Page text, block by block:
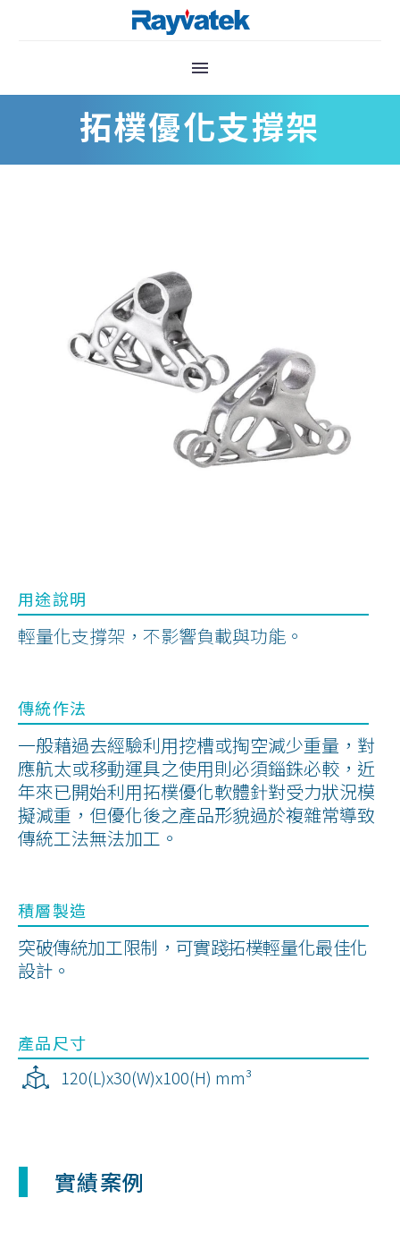
ENGLISH
拓樸優化支撐架
用途說明
輕量化支撐架，不影響負載與功能。
傳統作法
一般藉過去經驗利用挖槽或掏空減少重量，對
應航太或移動運具之使用則必須錙銖必較，近
年來已開始利用拓樸優化軟體針對受力狀況模
擬減重，但優化後之產品形貌過於複雜常導致
傳統工法無法加工。
積層製造
突破傳統加工限制，可實踐拓樸輕量化最佳化
設計。
產品尺寸
120(L)x30(W)x100(H) mm³
實績案例